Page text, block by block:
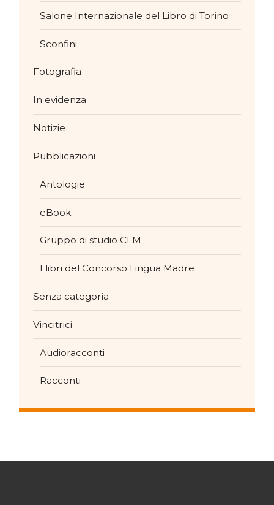
Salone Internazionale del Libro di Torino
Sconfini
Fotografia
In evidenza
Notizie
Pubblicazioni
Antologie
eBook
Gruppo di studio CLM
I libri del Concorso Lingua Madre
Senza categoria
Vincitrici
Audioracconti
Racconti